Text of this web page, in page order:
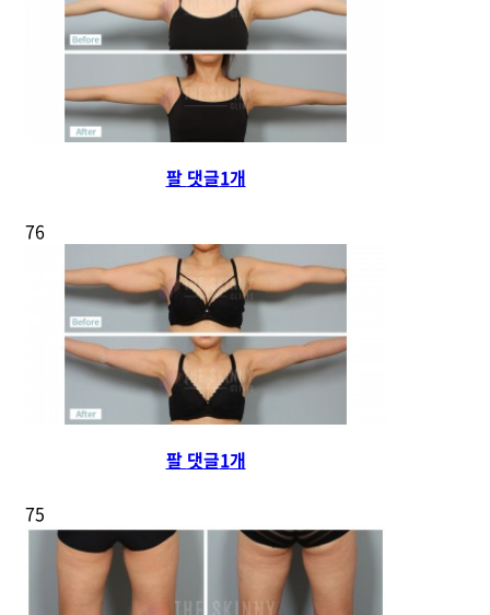
팔 댓글1개
76
팔 댓글1개
75